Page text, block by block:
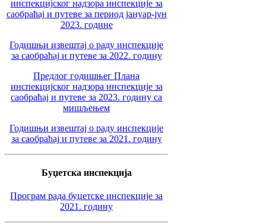
инспекцијског надзора инспекције за
саобраћај и путеве за период јануар-јун
2023. године
Годишњи извештај о раду инспекције
за саобраћај и путеве за 2022. годину
Предлог годишњег Плана
инспекцијског надзора инспекције за
саобраћај и путеве за 2023. годину са
мишљењем
Годишњи извештај о раду инспекције
за саобраћај и путеве за 2021. годину
Буџетска инспекција
Програм рада буџетске инспекције за
2021. годину